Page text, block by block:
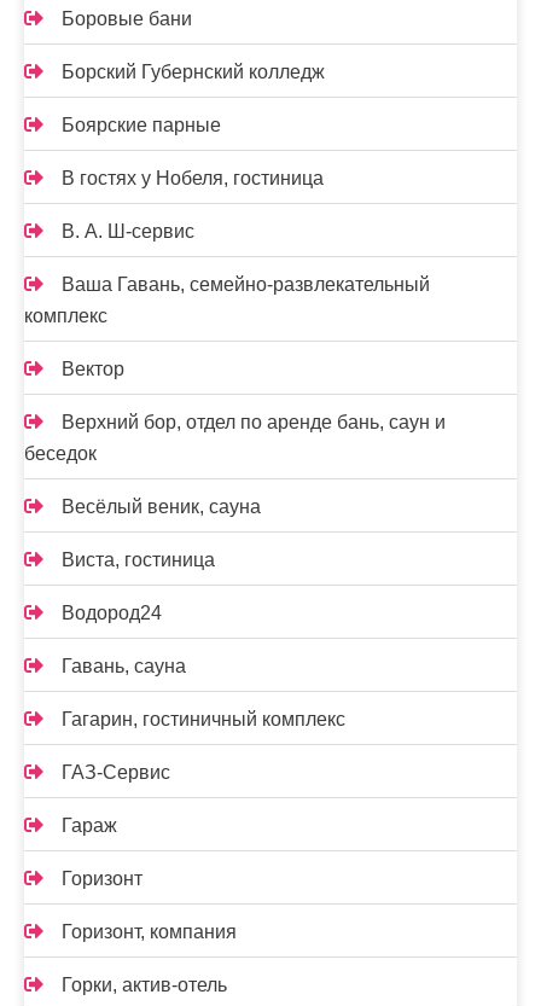
Боровые бани
Борский Губернский колледж
Боярские парные
В гостях у Нобеля, гостиница
В. А. Ш-сервис
Ваша Гавань, семейно-развлекательный
комплекс
Вектор
Верхний бор, отдел по аренде бань, саун и
беседок
Весёлый веник, сауна
Виста, гостиница
Водород24
Гавань, сауна
Гагарин, гостиничный комплекс
ГАЗ-Сервис
Гараж
Горизонт
Горизонт, компания
Горки, актив-отель